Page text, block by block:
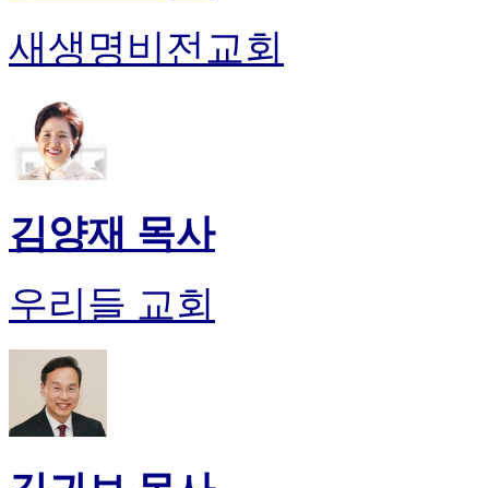
새생명비전교회
김양재 목사
우리들 교회